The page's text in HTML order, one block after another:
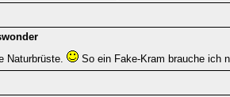
Naturbrüste.
So ein Fake-Kram brauche ich